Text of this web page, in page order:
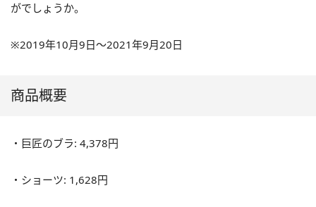
がでしょうか。
※2019年10月9日～2021年9月20日
商品概要
・巨匠のブラ: 4,378円
・ショーツ: 1,628円